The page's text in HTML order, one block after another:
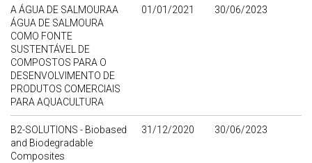
A ÁGUA DE SALMOURAA
ÁGUA DE SALMOURA
COMO FONTE
SUSTENTÁVEL DE
COMPOSTOS PARA O
DESENVOLVIMENTO DE
PRODUTOS COMERCIAIS
PARA AQUACULTURA
01/01/2021 30/06/2023
B2-SOLUTIONS - Biobased
and Biodegradable
Composites
31/12/2020 30/06/2023